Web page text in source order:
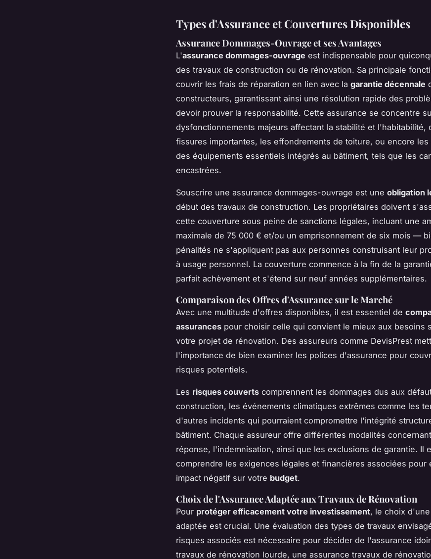
Types d'Assurance et Couvertures Disponibles
Assurance Dommages-Ouvrage et ses Avantages
L'assurance dommages-ouvrage est indispensable pour
des travaux de construction ou de rénovation. Sa principale
couvrir les frais de réparation en lien avec la garantie décennale
constructeurs, garantissant ainsi une résolution rapide des
devoir prouver la responsabilité. Cette assurance se concentre
dysfonctionnements majeurs affectant la stabilité et l'habitabilité,
fissures importantes, les effondrements de toiture, ou encore les
des équipements essentiels intégrés au bâtiment, tels que les
encastrées.
Souscrire une assurance dommages-ouvrage est une obligation
début des travaux de construction. Les propriétaires doivent
cette couverture sous peine de sanctions légales, incluant une
maximale de 75 000 € et/ou un emprisonnement de six mois —
pénalités ne s'appliquent pas aux personnes construisant leur
à usage personnel. La couverture commence à la fin de la
parfait achèvement et s'étend sur neuf années supplémentaires.
Comparaison des Offres d'Assurance sur le Marché
Avec une multitude d'offres disponibles, il est essentiel de
assurances pour choisir celle qui convient le mieux aux besoins
votre projet de rénovation. Des assureurs comme DevisPrest
l'importance de bien examiner les polices d'assurance pour
risques potentiels.
Les risques couverts comprennent les dommages dus aux
construction, les événements climatiques extrêmes comme les
d'autres incidents qui pourraient compromettre l'intégrité
bâtiment. Chaque assureur offre différentes modalités
réponse, l'indemnisation, ainsi que les exclusions de garantie. Il
comprendre les exigences légales et financières associées pour
impact négatif sur votre budget.
Choix de l'Assurance Adaptée aux Travaux de Rénovation
Pour protéger efficacement votre investissement, le choix
adaptée est crucial. Une évaluation des types de travaux
risques associés est nécessaire pour décider de l'assurance
travaux de rénovation lourde, une assurance travaux de